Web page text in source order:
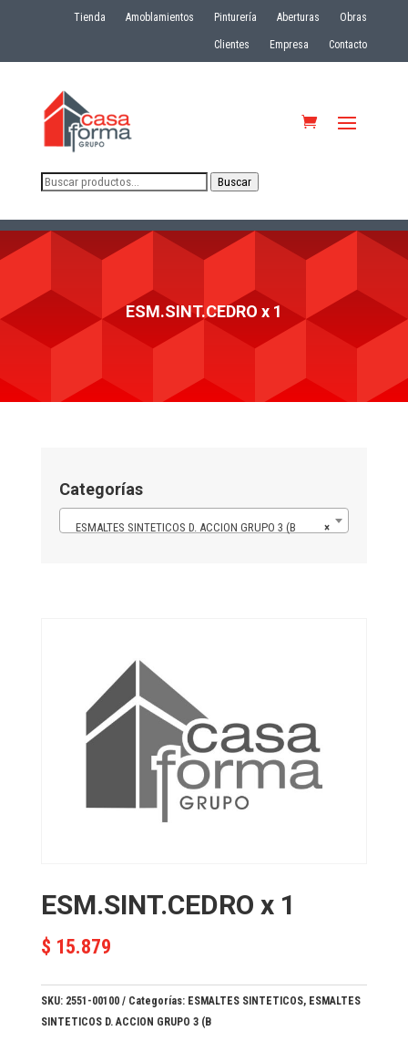
Tienda Amoblamientos Pinturería Aberturas Obras
Clientes Empresa Contacto
Buscar
Buscar
ESM.SINT.CEDRO x 1
Categorías
×
ESMALTES SINTETICOS D. ACCION GRUPO 3 (B
ESM.SINT.CEDRO x 1
$ 15.879
SKU: 2551-00100 Categorías: ESMALTES SINTETICOS, ESMALTES
SINTETICOS D. ACCION GRUPO 3 (B